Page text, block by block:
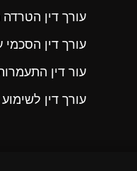
עורך דין הטרדה
עורך דין הסכמי
עור דין
עורך דין לשימוע